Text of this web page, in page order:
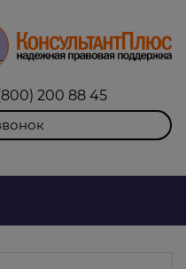
200 88 45